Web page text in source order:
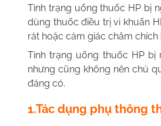
Tình trạng uống thuốc HP bị
dùng thuốc điều trị vi khuẩn
rát hoặc cảm giác châm chích
Tình trạng uống thuốc HP bị
nhưng cũng không nên chủ
đáng có.
1.Tác dụng phụ thông